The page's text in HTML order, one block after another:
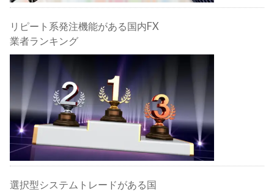
リピート系発注機能がある国内FX
業者ランキング
選択型システムトレードがある国